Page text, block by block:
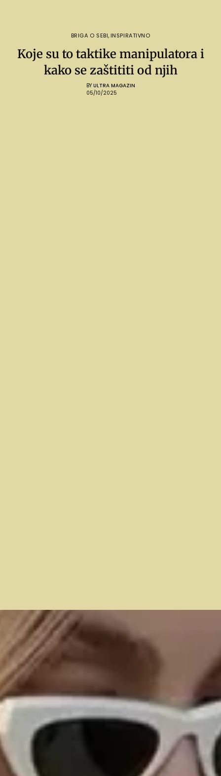
BRIGA O SEBI, INSPIRATIVNO
Koje su to taktike manipulatora i
kako se zaštititi od njih
BY ULTRA MAGAZIN
05/10/2025